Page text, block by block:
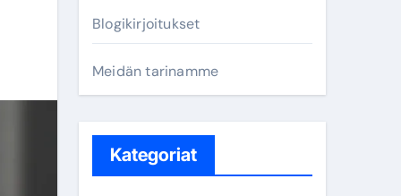
Blogikirjoitukset
Meidän tarinamme
Kategoriat